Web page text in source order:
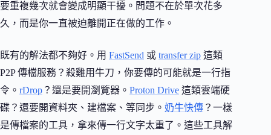
要重複幾次就會變成明顯干擾。問題不在於單次花多
久，而是你一直被迫離開正在做的工作。
既有的解法都不夠好。用 FastSend 或 transfer zip 這類
P2P 傳檔服務？殺雞用牛刀，你要傳的可能就是一行指
令。 rDrop ？還是要開瀏覽器。 Proton Drive 這類雲端硬
碟？還要開資料夾、建檔案、等同步。 奶牛快傳 ？一樣
是傳檔案的工具，拿來傳一行文字太重了。這些工具解